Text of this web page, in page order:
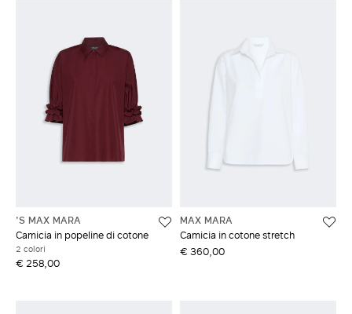
'S MAX MARA
Camicia in popeline di cotone
2 colori
€ 258,00
MAX MARA
Camicia in cotone stretch
€ 360,00